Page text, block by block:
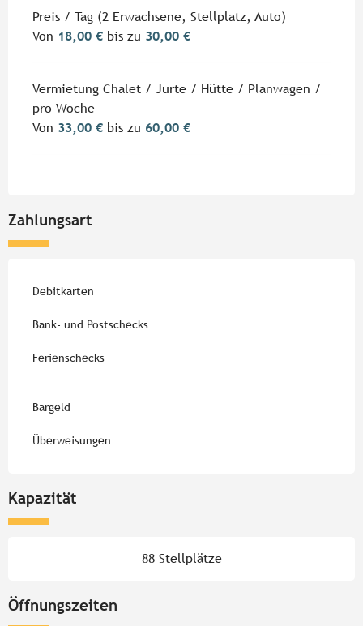
Preis / Tag (2 Erwachsene, Stellplatz, Auto)
Von 18,00 € bis zu 30,00 €
Vermietung Chalet / Jurte / Hütte / Planwagen /
pro Woche
Von 33,00 € bis zu 60,00 €
Zahlungsart
Debitkarten
Bank- und Postschecks
Ferienschecks
Bargeld
Überweisungen
Kapazität
88 Stellplätze
Öffnungszeiten